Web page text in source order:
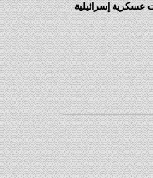
إسرائيلية